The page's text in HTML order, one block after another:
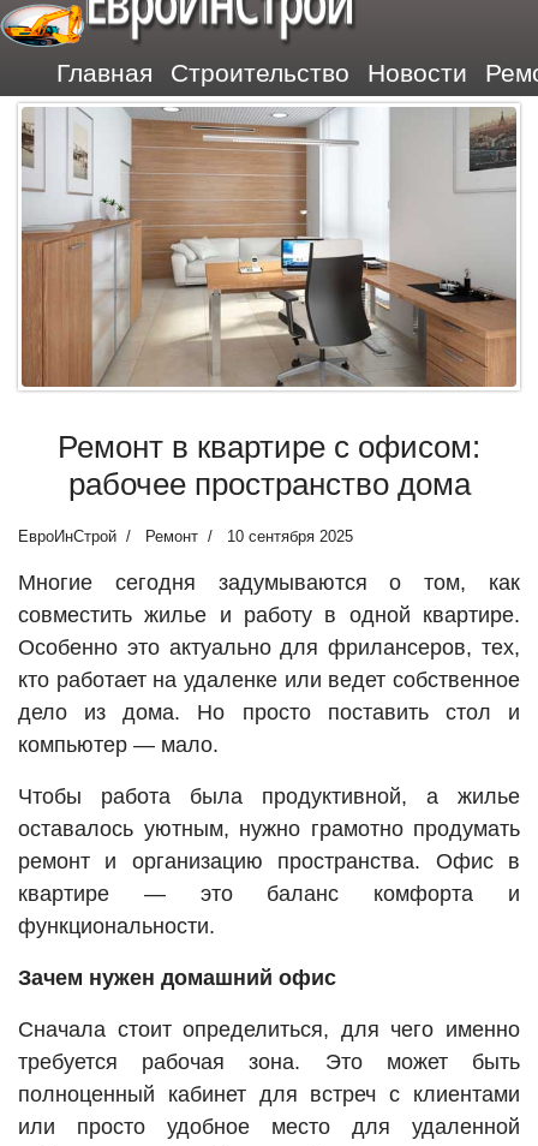
Главная Строительство Новости
Ремонт в квартире с офисом:
рабочее пространство дома
ЕвроИнСтрой Ремонт 10 сентября 2025
Многие сегодня задумываются о том, как
совместить жилье и работу в одной квартире.
Особенно это актуально для фрилансеров, тех,
кто работает на удаленке или ведет собственное
дело из дома. Но просто поставить стол и
компьютер — мало.
Чтобы работа была продуктивной, а жилье
оставалось уютным, нужно грамотно продумать
ремонт и организацию пространства. Офис в
квартире — это баланс комфорта и
функциональности.
Зачем нужен домашний офис
Сначала стоит определиться, для чего именно
требуется рабочая зона. Это может быть
полноценный кабинет для встреч с клиентами
или просто удобное место для удаленной